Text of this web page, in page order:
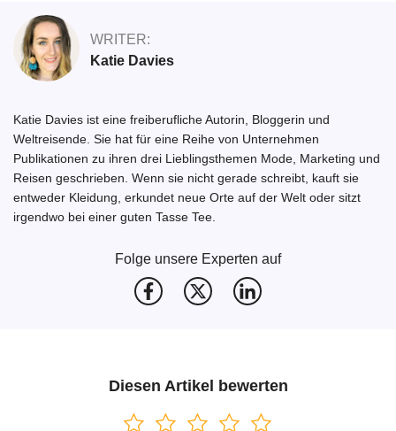
WRITER:
Katie Davies
Katie Davies ist eine freiberufliche Autorin, Bloggerin und
Weltreisende. Sie hat für eine Reihe von Unternehmen
Publikationen zu ihren drei Lieblingsthemen Mode, Marketing und
Reisen geschrieben. Wenn sie nicht gerade schreibt, kauft sie
entweder Kleidung, erkundet neue Orte auf der Welt oder sitzt
irgendwo bei einer guten Tasse Tee.
Folge unsere Experten auf
Diesen Artikel bewerten